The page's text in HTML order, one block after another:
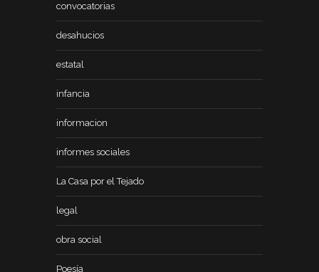
convocatorias
desahucios
estatal
infancia
informacion
informes sociales
La Casa por el Tejado
legal
obra social
Poesía